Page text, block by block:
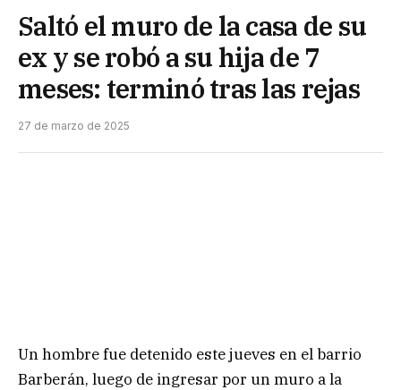
Saltó el muro de la casa de su
ex y se robó a su hija de 7
meses: terminó tras las rejas
27 de marzo de 2025
Un hombre fue detenido este jueves en el barrio
Barberán, luego de ingresar por un muro a la